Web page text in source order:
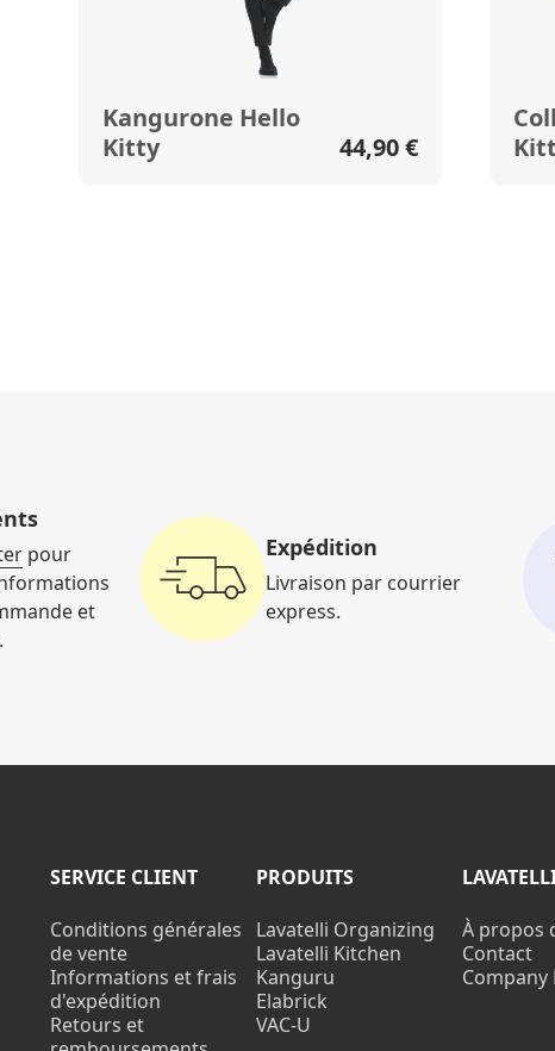
Kangurone Hello
Kitty
44,90 €
pour
et
Expédition
Livraison par courrier
express.
SERVICE CLIENT
Conditions générales
de vente
Informations et frais
d'expédition
Retours et
PRODUITS
Lavatelli Organizing
Lavatelli Kitchen
Kanguru
Elabrick
VAC-U
À propos
Contact